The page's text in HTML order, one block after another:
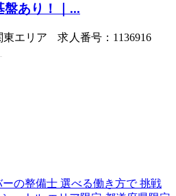
あり！｜...
東エリア 求人番号：1136916